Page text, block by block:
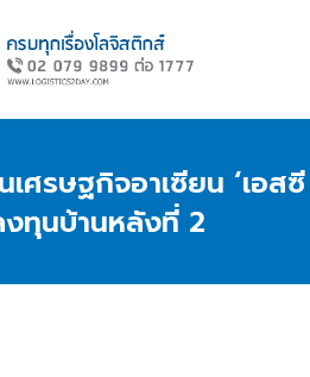
เศรษฐกิจอาเซียน ‘เอสซี
ทุนบ้านหลังที่ 2